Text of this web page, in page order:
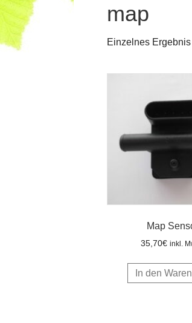
map
Einzelnes
Map
35,70€ inkl.
In den